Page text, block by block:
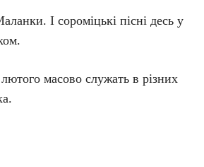
І сороміцькі пісні десь у
масово служать в різних